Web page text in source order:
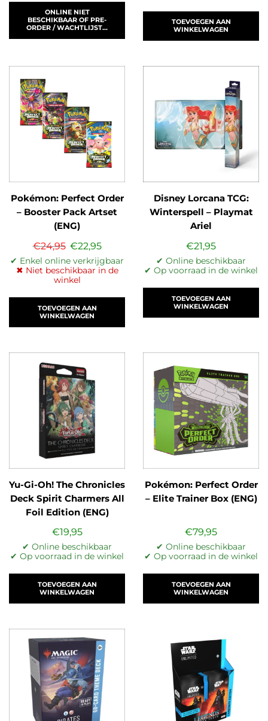
ONLINE NIET
BESCHIKBAAR OF PRE-
ORDER / WACHTLIJST...
TOEVOEGEN AAN
WINKELWAGEN
Pokémon: Perfect Order
– Booster Pack Artset
(ENG)
€24,95 €22,95
✔ Enkel online verkrijgbaar
✖ Niet beschikbaar in de
winkel
TOEVOEGEN AAN
WINKELWAGEN
Disney Lorcana TCG:
Winterspell – Playmat
Ariel
€21,95
✔ Online beschikbaar
✔ Op voorraad in de winkel
TOEVOEGEN AAN
WINKELWAGEN
Yu-Gi-Oh! The Chronicles
Deck Spirit Charmers All
Foil Edition (ENG)
€19,95
✔ Online beschikbaar
✔ Op voorraad in de winkel
TOEVOEGEN AAN
WINKELWAGEN
Pokémon: Perfect Order
– Elite Trainer Box (ENG)
€79,95
✔ Online beschikbaar
✔ Op voorraad in de winkel
TOEVOEGEN AAN
WINKELWAGEN